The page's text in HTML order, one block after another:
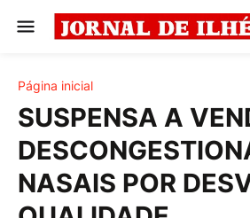
Página inicial
SUSPENSA A
NASAIS POR